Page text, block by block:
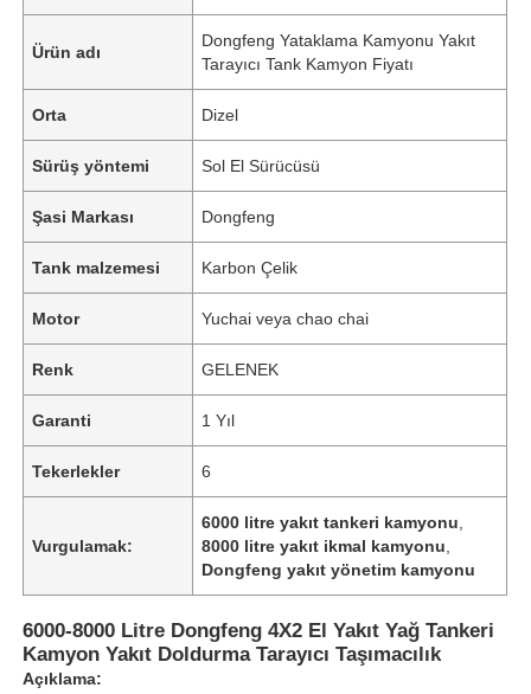
Ürünler
Bize ulaşın
Ürün adı
Dongfeng Yataklama Kamyonu Yakıt
Tarayıcı Tank Kamyon Fiyatı
Orta Dizel
Sürüş yöntemi Sol El Sürücüsü
Şasi Markası Dongfeng
Tank malzemesi Karbon Çelik
Motor Yuchai veya chao chai
Renk GELENEK
Garanti 1 Yıl
Tekerlekler 6
Vurgulamak:
6000 litre yakıt tankeri kamyonu
8000 litre yakıt ikmal kamyonu
Dongfeng yakıt yönetim kamyonu
6000-8000 Litre Dongfeng 4X2 El Yakıt Yağ Tankeri
Kamyon Yakıt Doldurma Tarayıcı Taşımacılık
Açıklama: